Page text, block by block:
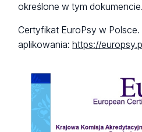
określone w tym dokumencie.
Certyfikat EuroPsy w Polsce.
aplikowania:https://